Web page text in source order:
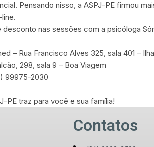
Pensando nisso, a ASPJ-PE firmou
nas sessões com a psicóloga
– Rua Francisco Alves 325, sala 401 –
298, sala 9 – Boa Viagem
99975-2030
PE traz para você e sua família!
Contatos